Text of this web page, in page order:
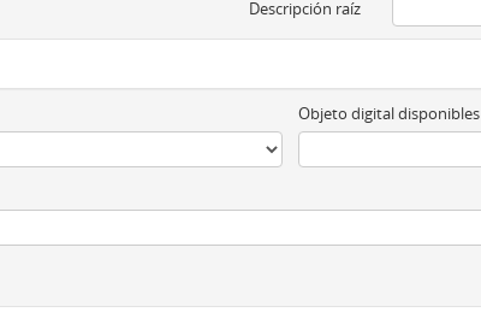
Descripción raíz
Objeto digital disponibles